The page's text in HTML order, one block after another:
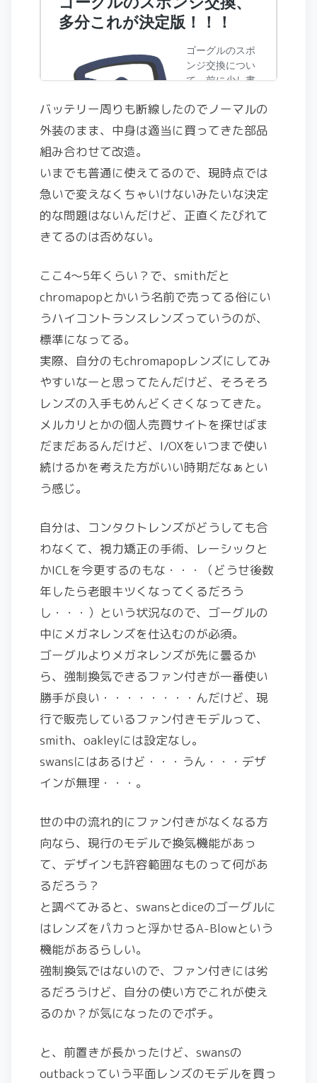
バッテリー周りも断線したのでノーマルの
外装のまま、中身は適当に買ってきた部品
組み合わせて改造。
いまでも普通に使えてるので、現時点では
急いで変えなくちゃいけないみたいな決定
的な問題はないんだけど、正直くたびれて
きてるのは否めない。
ここ4〜5年くらい？で、smithだと
chromapopとかいう名前で売ってる俗にい
うハイコントランスレンズっていうのが、
標準になってる。
実際、自分のもchromapopレンズにしてみ
やすいなーと思ってたんだけど、そろそろ
レンズの入手もめんどくさくなってきた。
メルカリとかの個人売買サイトを探せばま
だまだあるんだけど、I/OXをいつまで使い
続けるかを考えた方がいい時期だなぁとい
う感じ。
自分は、コンタクトレンズがどうしても合
わなくて、視力矯正の手術、レーシックと
かICLを今更するのもな・・・（どうせ後数
年したら老眼キツくなってくるだろう
し・・・）という状況なので、ゴーグルの
中にメガネレンズを仕込むのが必須。
ゴーグルよりメガネレンズが先に曇るか
ら、強制換気できるファン付きが一番使い
勝手が良い・・・・・・・・んだけど、現
行で販売しているファン付きモデルって、
smith、oakleyには設定なし。
swansにはあるけど・・・うん・・・デザ
インが無理・・・。
世の中の流れ的にファン付きがなくなる方
向なら、現行のモデルで換気機能があっ
て、デザインも許容範囲なものって何があ
るだろう？
と調べてみると、swansとdiceのゴーグルに
はレンズをパカっと浮かせるA-Blowという
機能があるらしい。
強制換気ではないので、ファン付きには劣
るだろうけど、自分の使い方でこれが使え
るのか？が気になったのでポチ。
と、前置きが長かったけど、swansの
outbackっていう平面レンズのモデルを買っ